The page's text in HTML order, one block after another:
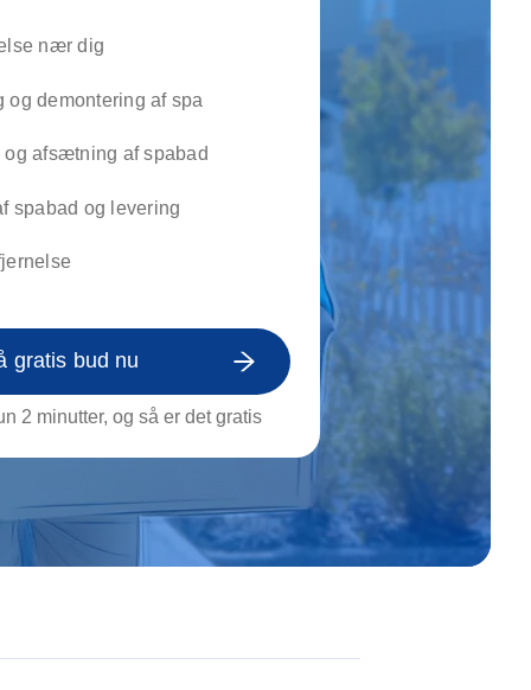
af køkken
af genstande
nær dig
og demontering af spa
og afsætning af spabad
spabad og levering
gratis bud nu
2 minutter, og så er det gratis